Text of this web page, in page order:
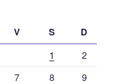
V S D
1
2
7 8
9